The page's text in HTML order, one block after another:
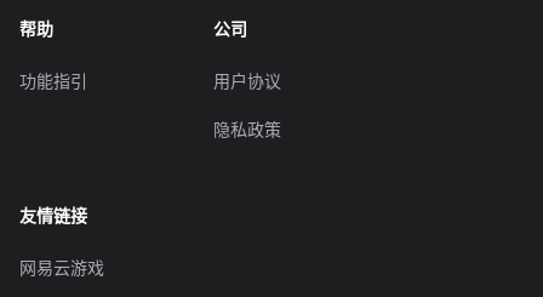
帮助
功能指引
公司
用户协议
隐私政策
友情链接
网易云游戏